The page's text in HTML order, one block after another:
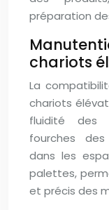
préparation
chariots
La
chariots
fluidité des
fourches
dans les
palettes,
et précis des